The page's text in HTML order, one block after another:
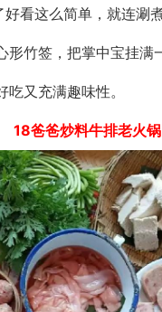
好看这么简单，就连涮
形竹签，把掌中宝挂满
又充满趣味性。
18爸爸炒料牛排老火锅